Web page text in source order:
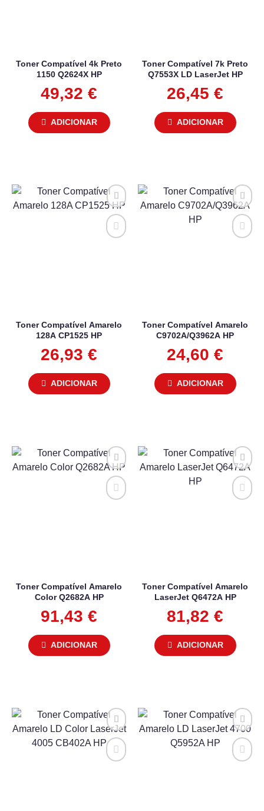
Toner Compatível 4k Preto
1150 Q2624X HP
49,32 €
ADICIONAR
Toner Compatível 7k Preto
Q7553X LD LaserJet HP
26,45 €
ADICIONAR
Toner Compatível Amarelo
128A CP1525 HP
26,93 €
ADICIONAR
Toner Compatível Amarelo
C9702A/Q3962A HP
24,60 €
ADICIONAR
Toner Compatível Amarelo
Color Q2682A HP
91,43 €
ADICIONAR
Toner Compatível Amarelo
LaserJet Q6472A HP
81,82 €
ADICIONAR